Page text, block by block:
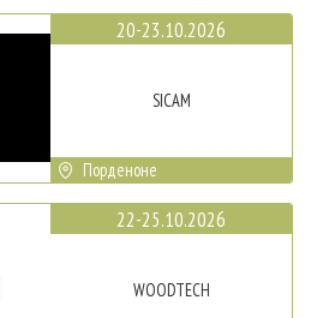
20-23.10.2026
SICAM
Порденоне
22-25.10.2026
WOODTECH